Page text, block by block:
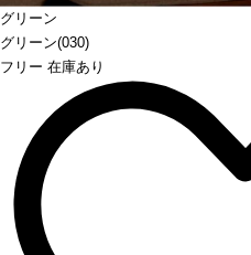
グリーン
グリーン(030)
フリー 在庫あり